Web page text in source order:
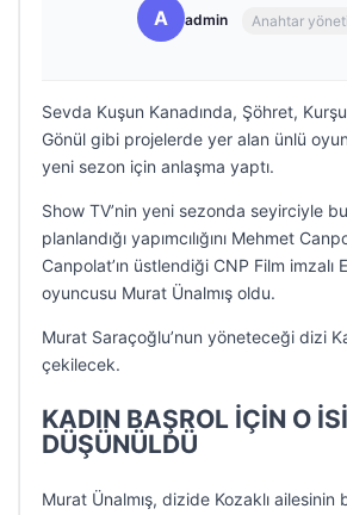
A admin Anahtar
Sevda Kuşun Kanadında, Şöhret,
Gönül gibi projelerde yer alan ünlü
yeni sezon için anlaşma yaptı.
Show TV’nin yeni sezonda seyirciyle
planlandığı yapımcılığını Mehmet
Canpolat’ın üstlendiği CNP Film imzalı
oyuncusu Murat Ünalmış oldu.
Murat Saraçoğlu’nun yöneteceği dizi
çekilecek.
KADIN BAŞROL İÇİN O
DÜŞÜNÜLDÜ
Murat Ünalmış, dizide Kozaklı ailesinin